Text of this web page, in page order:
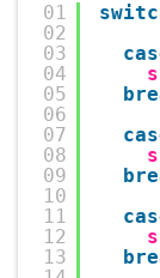
01
02
03
04
05
06
07
08
09
10
11
12
13